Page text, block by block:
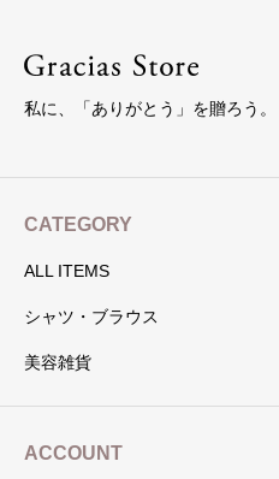
私に、「ありがとう」を贈ろう。
CATEGORY
ALL ITEMS
シャツ・ブラウス
美容雑貨
ACCOUNT